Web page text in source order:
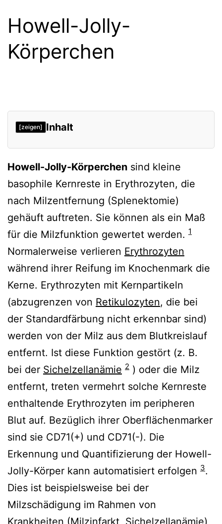
Howell-Jolly-
Körperchen
[zeigen] Inhalt
Verweise
Howell-Jolly-Körperchen sind kleine
basophile Kernreste in Erythrozyten, die
nach Milzentfernung (Splenektomie)
gehäuft auftreten. Sie können als ein Maß
für die Milzfunktion gewertet werden. 1
Normalerweise verlieren Erythrozyten
während ihrer Reifung im Knochenmark die
Kerne. Erythrozyten mit Kernpartikeln
(abzugrenzen von Retikulozyten, die bei
der Standardfärbung nicht erkennbar sind)
werden von der Milz aus dem Blutkreislauf
entfernt. Ist diese Funktion gestört (z. B.
bei der Sichelzellanämie 2 ) oder die Milz
entfernt, treten vermehrt solche Kernreste
enthaltende Erythrozyten im peripheren
Blut auf. Bezüglich ihrer Oberflächenmarker
sind sie CD71(+) und CD71(-). Die
Erkennung und Quantifizierung der Howell-
Jolly-Körper kann automatisiert erfolgen 3.
Dies ist beispielsweise bei der
Milzschädigung im Rahmen von
Krankheiten (Milzinfarkt, Sichelzellanämie)